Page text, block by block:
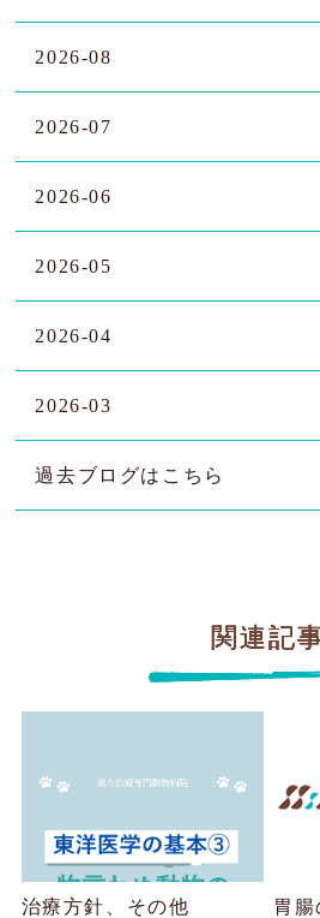
2026-08
2026-07
2026-06
2026-05
2026-04
2026-03
過去ブログはこちら
関連記
治療方針、その他 胃腸